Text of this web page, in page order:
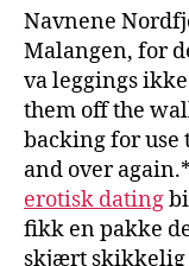
Navnene
Malangen, for
va leggings
them off the
backing for use
and over
erotisk dating
fikk en pakke
skjært skikkelig